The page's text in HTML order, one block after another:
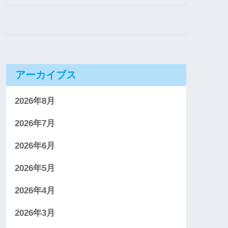
アーカイブス
2026年8月
2026年7月
2026年6月
2026年5月
2026年4月
2026年3月